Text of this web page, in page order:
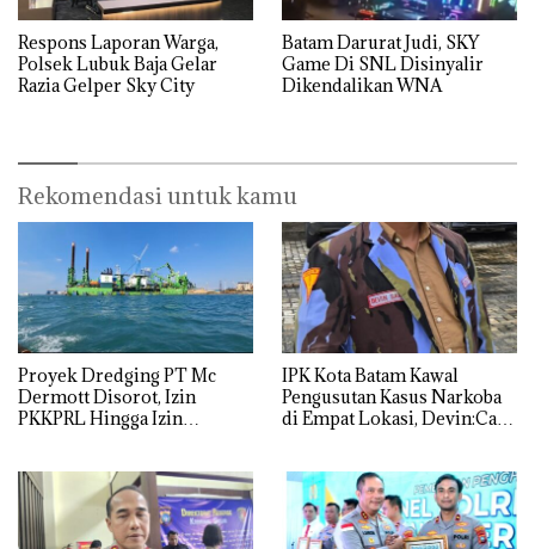
Respons Laporan Warga,
Polsek Lubuk Baja Gelar
Razia Gelper Sky City
Batam Darurat Judi, SKY
Game Di SNL Disinyalir
Dikendalikan WNA
Rekomendasi untuk kamu
Proyek Dredging PT Mc
Dermott Disorot, Izin
PKKPRL Hingga Izin
IPK Kota Batam Kawal
Pengusutan Kasus Narkoba
di Empat Lokasi, Devin:Cari